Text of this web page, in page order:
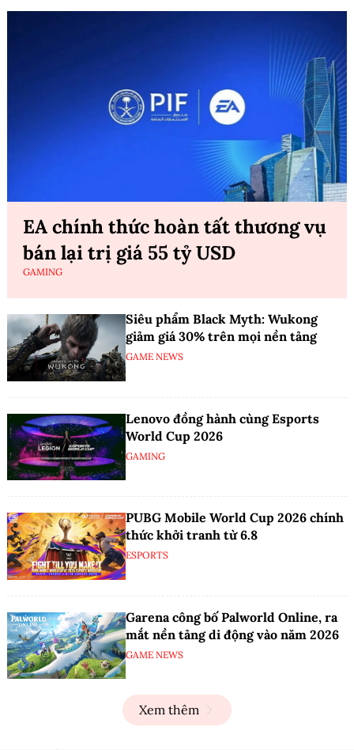
EA chính thức hoàn tất thương vụ
bán lại trị giá 55 tỷ USD
GAMING
Siêu phẩm Black Myth: Wukong
giảm giá 30% trên mọi nền tảng
GAME NEWS
Lenovo đồng hành cùng Esports
World Cup 2026
GAMING
PUBG Mobile World Cup 2026 chính
thức khởi tranh từ 6.8
ESPORTS
Garena công bố Palworld Online, ra
mắt nền tảng di động vào năm 2026
GAME NEWS
Xem thêm